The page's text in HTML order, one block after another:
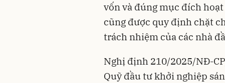
vốn và đúng mục đích hoạt
cũng được quy định chặt
trách nhiệm của các nhà
Nghị định 210/2025/NĐ-
Quỹ đầu tư khởi nghiệp